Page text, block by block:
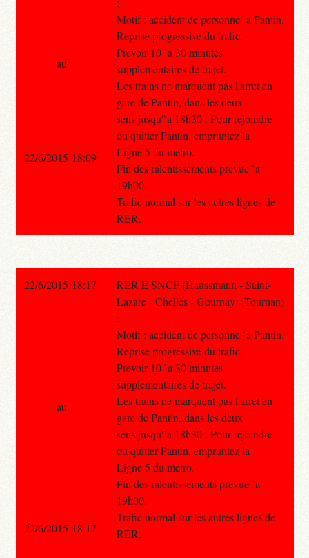
Motif : accident de personne `a Pantin.
Reprise progressive du trafic.
Prevoir 10 `a 30 minutes
supplementaires de trajet.
Les trains ne marquent pas l'arret en
gare de Pantin, dans les deux
sens jusqu'`a 18h30 . Pour rejoindre
ou quitter Pantin, empruntez la
Ligne 5 du metro.
Fin des ralentissements prevue `a
19h00.
Trafic normal sur les autres lignes de
RER.
au
22/6/2015 18:09
22/6/2015 18:17
RER E SNCF (Haussmann - Saint-
Lazare - Chelles - Gournay - Tournan)
:
Motif : accident de personne `a Pantin.
Reprise progressive du trafic.
Prevoir 10 `a 30 minutes
supplementaires de trajet.
Les trains ne marquent pas l'arret en
gare de Pantin, dans les deux
sens jusqu'`a 18h30 . Pour rejoindre
ou quitter Pantin, empruntez la
Ligne 5 du metro.
Fin des ralentissements prevue `a
19h00.
Trafic normal sur les autres lignes de
RER.
au
22/6/2015 18:17